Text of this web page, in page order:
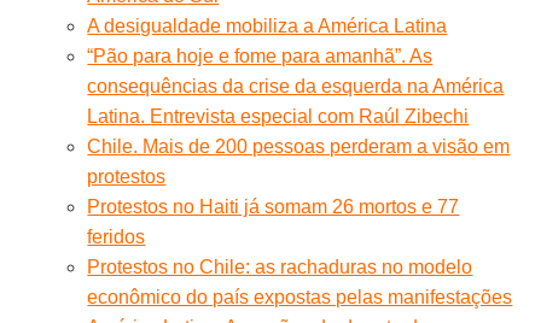
A desigualdade mobiliza a América Latina
“Pão para hoje e fome para amanhã”. As
consequências da crise da esquerda na América
Latina. Entrevista especial com Raúl Zibechi
Chile. Mais de 200 pessoas perderam a visão em
protestos
Protestos no Haiti já somam 26 mortos e 77
feridos
Protestos no Chile: as rachaduras no modelo
econômico do país expostas pelas manifestações